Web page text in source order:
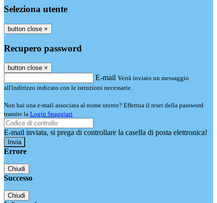
Seleziona utente
button close ×
Recupero password
button close ×
E-mail Verrà inviato un messaggio
all'indirizzo indicato con le istruzioni necessarie.
Non hai una e-mail associata al nome utente? Effettua il reset della password
tramite la Login Spaggiari
E-mail inviata, si prega di controllare la casella di posta elettronica!
Errore
Chiudi
Successo
Chiudi